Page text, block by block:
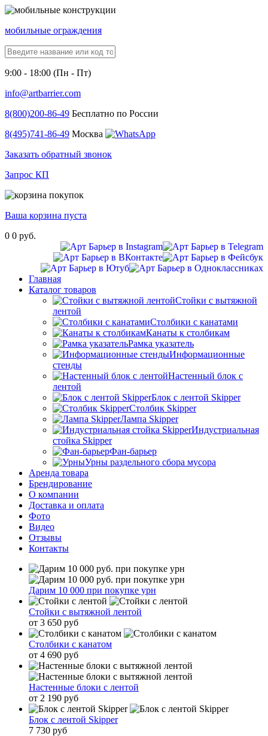
мобильные ограждения
9:00 - 18:00 (Пн - Пт)
info@artbarrier.com
8(800)200-86-49 Бесплатно по России
8(495)741-86-49 Москва
Заказать обратный звонок
Запрос КП
Ваша корзина пуста
0 0 руб.
Главная
Каталог товаров
Стойки с вытяжной
лентой
Столбики с канатами
Канаты к столбикам
Рамка указатель
Информационные
стенды
Настенный блок с
лентой
Блок с лентой Skipper
Столбик Skipper
Лампа Skipper
Индустриальная
стойка Skipper
Фан-барьер
Урны раздельного сбора мусора
Аренда товара
Брендирование
О компании
Доставка и оплата
Фото
Видео
Отзывы
Контакты
Дарим 10 000 при покупке урн
Стойки с вытяжной лентой
от 3 650 руб
Столбики с канатом
от 4 690 руб
Настенные блоки с лентой
от 2 190 руб
Блок с лентой Skipper
7 730 руб